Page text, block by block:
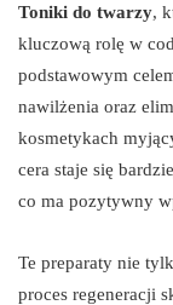
Toniki do twarzy,
kluczową rolę w
podstawowym
nawilżenia oraz
kosmetykach
cera staje się
co ma pozytywny
Te preparaty nie
proces regeneracji